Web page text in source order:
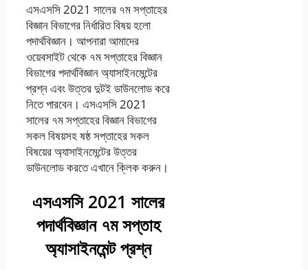
এসএসসি 2021 সালের ৭ম সপ্তাহের
বিজ্ঞান বিভাগের নির্ধারিত বিষয় হলো
পদার্থবিজ্ঞান। আপনারা আমাদের
ওয়েবসাইট থেকে ৭ম সপ্তাহের বিজ্ঞান
বিভাগের পদার্থবিজ্ঞান অ্যাসাইনমেন্টের
প্রশ্ন এবং উত্তর দুটই ডাউনলোড করে
নিতে পারবেন। এসএসসি 2021
সালের ৭ম সপ্তাহের বিজ্ঞান বিভাগের
সকল বিষয়সহ ষষ্ঠ সপ্তাহের সকল
বিষয়ের অ্যাসাইনমেন্টের উত্তর
ডাউনলোড করতে এখানে ক্লিক করুন।
এসএসসি 2021 সালের
পদার্থবিজ্ঞান ৭ম সপ্তাহ
অ্যাসাইনমেন্ট প্রশ্ন